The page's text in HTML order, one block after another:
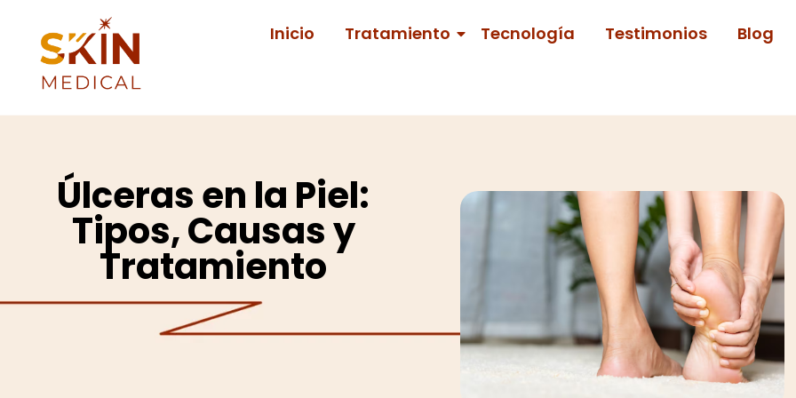
contenido
Inicio Tratamiento Tecnología Testimonios Blog
Úlceras en la Piel:
Tipos, Causas y
Tratamiento